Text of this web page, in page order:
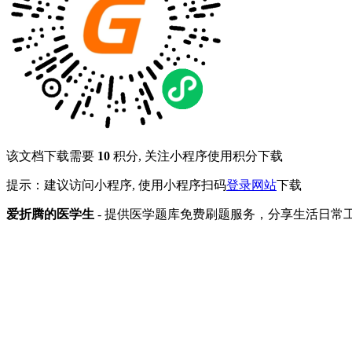
该文档下载需要 10 积分, 关注小程序使用积分下载
提示：建议访问小程序, 使用小程序扫码登录网站下载
爱折腾的医学生 - 提供医学题库免费刷题服务，分享生活日常